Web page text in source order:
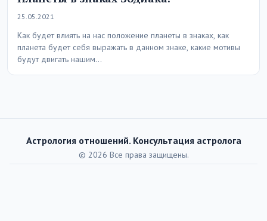
25.05.2021
Как будет влиять на нас положение планеты в знаках, как
планета будет себя выражать в данном знаке, какие мотивы
будут двигать нашим…
Астрология отношений. Консультация астролога
© 2026 Все права защищены.